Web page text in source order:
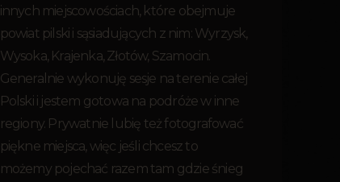
innych miejscowościach, które obejmuje
powiat pilski i sąsiadujących z nim: Wyrzysk,
Wysoka, Krajenka, Złotów, Szamocin.
Generalnie wykonuję sesje na terenie całej
Polski i jestem gotowa na podróże w inne
regiony. Prywatnie lubię też fotografować
piękne miejsca, więc jeśli chcesz to
możemy pojechać razem tam gdzie śnieg